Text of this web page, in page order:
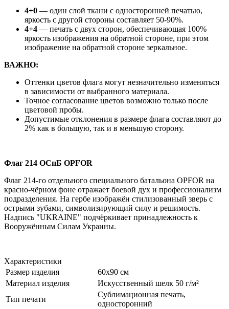
4+0 — один слой ткани с односторонней печатью,
яркость с другой стороны составляет 50-90%.
4+4 — печать с двух сторон, обеспечивающая 100%
яркость изображения на обратной стороне, при этом
изображение на обратной стороне зеркальное.
ВАЖНО:
Оттенки цветов флага могут незначительно изменяться
в зависимости от выбранного материала.
Точное согласование цветов возможно только после
цветовой пробы.
Допустимые отклонения в размере флага составляют до
2% как в большую, так и в меньшую сторону.
Флаг 214 ОСпБ OPFOR
Флаг 214-го отдельного специального батальона OPFOR на
красно-чёрном фоне отражает боевой дух и профессионализм
подразделения. На гербе изображён стилизованный зверь с
острыми зубами, символизирующий силу и решимость.
Надпись "UKRAINE" подчёркивает принадлежность к
Вооружённым Силам Украины.
Характеристики
Размер изделия
60х90 см
Материал изделия
Искусственный шелк 50 г/м²
Тип печати
Сублимационная печать,
односторонний